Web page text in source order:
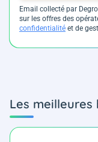
Email collecté par
sur les offres des
confidentialité et de
Les meilleures